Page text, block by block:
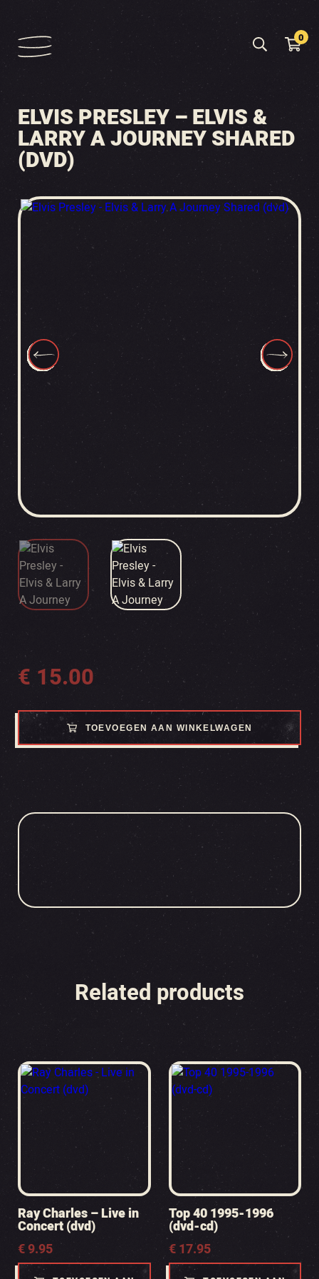
0
ELVIS PRESLEY – ELVIS &
LARRY A JOURNEY SHARED
(DVD)
€ 15.00
TOEVOEGEN AAN WINKELWAGEN
Related products
Ray Charles – Live in
Concert (dvd)
€9.95
Top 40 1995-1996
(dvd-cd)
€17.95